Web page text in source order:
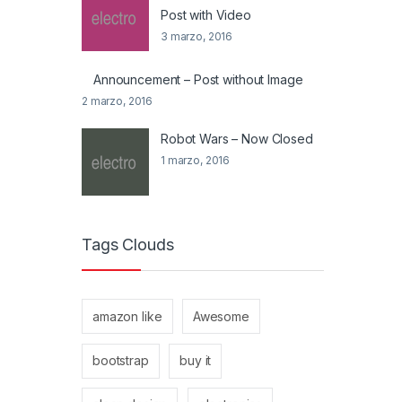
Post with Video
3 marzo, 2016
Announcement – Post without Image
2 marzo, 2016
Robot Wars – Now Closed
1 marzo, 2016
Tags Clouds
amazon like Awesome
bootstrap buy it